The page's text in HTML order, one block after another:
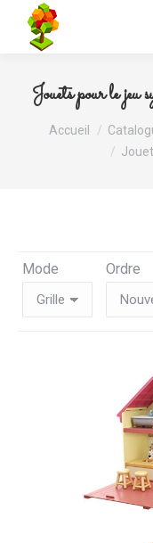
Jouets pour le jeu
Vous êtes ici :
Accueil
Mode
Ordre